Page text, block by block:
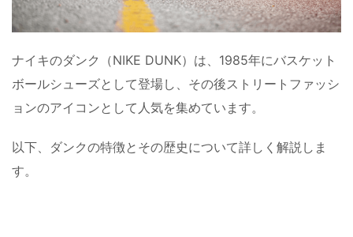
ナイキのダンク（NIKE DUNK）は、1985年にバスケット
ボールシューズとして登場し、その後ストリートファッシ
ョンのアイコンとして人気を集めています。
以下、ダンクの特徴とその歴史について詳しく解説しま
す。